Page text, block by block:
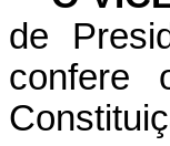
de
confere